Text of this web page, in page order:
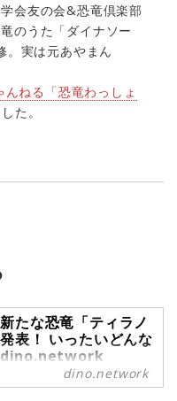
会友の会&恐竜倶楽部
のうた「ダイナソー
。実は元あやまん
ねる「恐竜わっしょ
た。
たな恐竜「ティラノ
表！ いったいどんな
dino.network
、恐竜おねえさんこと生
dino.network